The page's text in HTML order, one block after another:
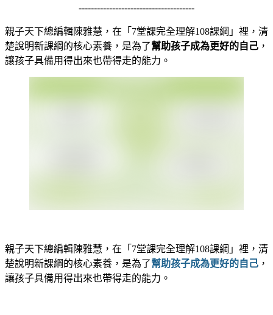
--------------------------------------
親子天下總編輯陳雅慧，在「7堂課完全理解108課綱」裡，清
楚說明新課綱的核心素養，是為了幫助孩子成為更好的自己 ，
讓孩子具備用得出來也帶得走的能力。
親子天下總編輯陳雅慧，在「7堂課完全理解108課綱」裡，清
楚說明新課綱的核心素養，是為了幫助孩子成為更好的自己 ，
讓孩子具備用得出來也帶得走的能力。